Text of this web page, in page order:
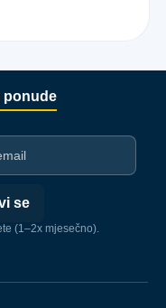
ponude
se
(1–2x mjesečno).